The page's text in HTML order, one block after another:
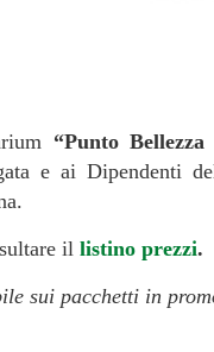
“Punto
e ai Dipendenti
il listino prezzi.
sui pacchetti in